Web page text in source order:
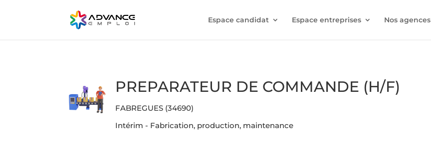
Espace candidat Espace entreprises Nos agences
PREPARATEUR DE COMMANDE (H/F)
FABREGUES (34690)
Intérim - Fabrication, production, maintenance